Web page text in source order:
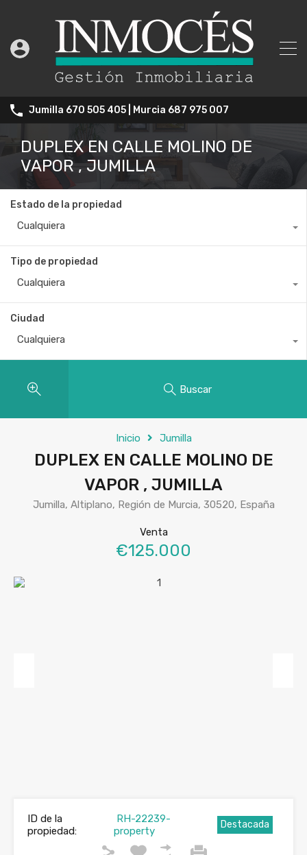
Jumilla 670 505 405 | Murcia 687 975 007
DUPLEX EN CALLE MOLINO DE
VAPOR , JUMILLA
Estado de la propiedad
Cualquiera
Tipo de propiedad
Cualquiera
Ciudad
Cualquiera
Buscar
Inicio Jumilla
DUPLEX EN CALLE MOLINO DE
VAPOR , JUMILLA
Jumilla, Altiplano, Región de Murcia, 30520, España
Venta
€125.000
ID de la
propiedad:
RH-22239-
property
Destacada